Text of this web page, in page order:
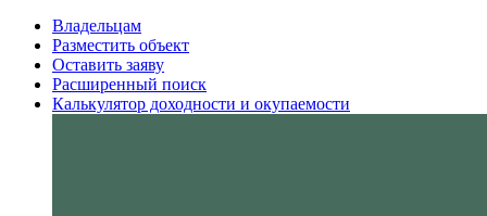
Владельцам
Разместить объект
Оставить заяву
Расширенный поиск
Калькулятор доходности и окупаемости